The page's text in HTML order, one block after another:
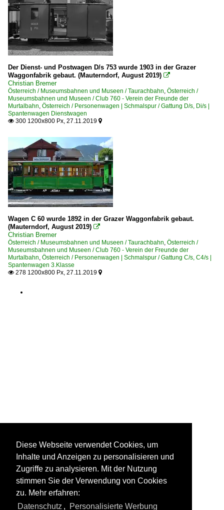
Der Dienst- und Postwagen D/s 753 wurde 1903 in der Grazer
Waggonfabrik gebaut. (Mauterndorf, August 2019) 
Christian Bremer
Österreich / Museumsbahnen und Museen / Taurachbahn, Österreich /
Museumsbahnen und Museen / Club 760 - Verein der Freunde der
Murtalbahn, Österreich / Personenwagen | Schmalspur / Gattung D/s, Di/s |
Spantenwagen Dienstwagen
 300 1200x800 Px, 27.11.2019 
Wagen C 60 wurde 1892 in der Grazer Waggonfabrik gebaut.
(Mauterndorf, August 2019) 
Christian Bremer
Österreich / Museumsbahnen und Museen / Taurachbahn, Österreich /
Museumsbahnen und Museen / Club 760 - Verein der Freunde der
Murtalbahn, Österreich / Personenwagen | Schmalspur / Gattung C/s, C4/s |
Spantenwagen 3.Klasse
 278 1200x800 Px, 27.11.2019 
Diese Webseite verwendet Cookies, um
Inhalte und Anzeigen zu personalisieren und
Zugriffe zu analysieren. Mit der Nutzung
stimmen Sie der Verwendung von Cookies
zu. Mehr erfahren:
Datenschutz , Personalisierte Werbung